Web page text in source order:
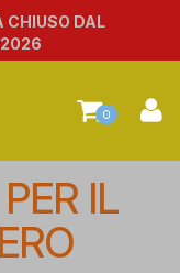
CHIUSO DAL
0
IL